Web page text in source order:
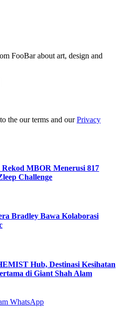
FooBar about art, design and
the our terms and ourPrivacy
MBOR Menerusi 817
Challenge
Bradley Bawa Kolaborasi
Hub, Destinasi Kesihatan
di Giant Shah Alam
WhatsApp